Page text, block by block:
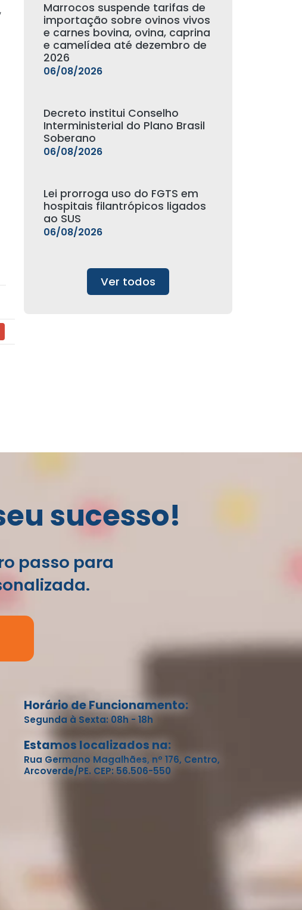
Marrocos suspende tarifas de
importação sobre ovinos vivos
e carnes bovina, ovina, caprina
e camelídea até dezembro de
2026
06/08/2026
Decreto institui Conselho
Interministerial do Plano Brasil
Soberano
06/08/2026
Lei prorroga uso do FGTS em
hospitais filantrópicos ligados
ao SUS
06/08/2026
Ver todos
sucesso!
passo para
Horário de Funcionamento:
Segunda à Sexta: 08h - 18h
Estamos localizados na:
Rua Germano Magalhães, nº 176, Centro,
Arcoverde/PE. CEP: 56.506-550